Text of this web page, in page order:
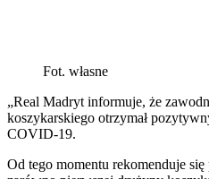
Fot. własne
„Real Madryt informuje, że
koszykarskiego otrzymał
COVID-19.
Od tego momentu rekomenduje